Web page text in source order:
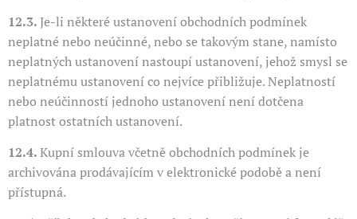
12.3.Je-li některé ustanovení obchodních podmínek
neplatné nebo neúčinné, nebo se takovým stane, namísto
neplatných ustanovení nastoupí ustanovení, jehož smysl se
neplatnému ustanovení co nejvíce přibližuje. Neplatností
nebo neúčinností jednoho ustanovení není dotčena
platnost ostatních ustanovení.
12.4.Kupní smlouva včetně obchodních podmínek je
archivována prodávajícím v elektronické podobě a není
přístupná.